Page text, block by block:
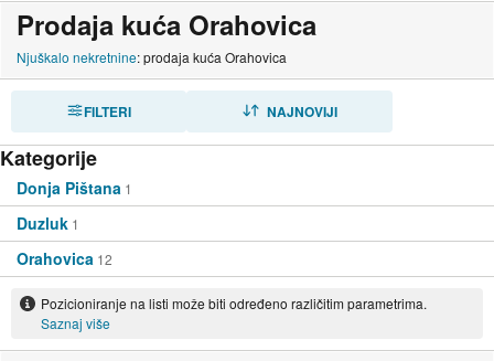
Prodaja kuća Orahovica
Njuškalo nekretnine: prodaja kuća Orahovica
FILTERI NAJNOVIJI
Kategorije
Donja Pištana 1
Duzluk 1
Orahovica 12
Pozicioniranje na listi može biti određeno različitim parametrima.
Saznaj više